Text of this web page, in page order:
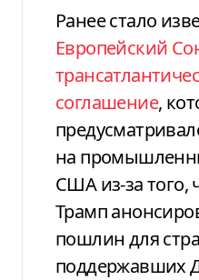
Ранее стало
Европейский
соглашение,
на
США из-за того,
Трамп
пошлин для
поддержавших